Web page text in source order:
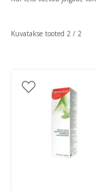
Kuvatakse tooted 2 / 2